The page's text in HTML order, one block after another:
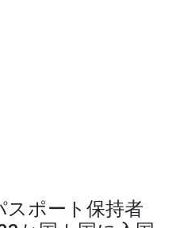
スポート保持者